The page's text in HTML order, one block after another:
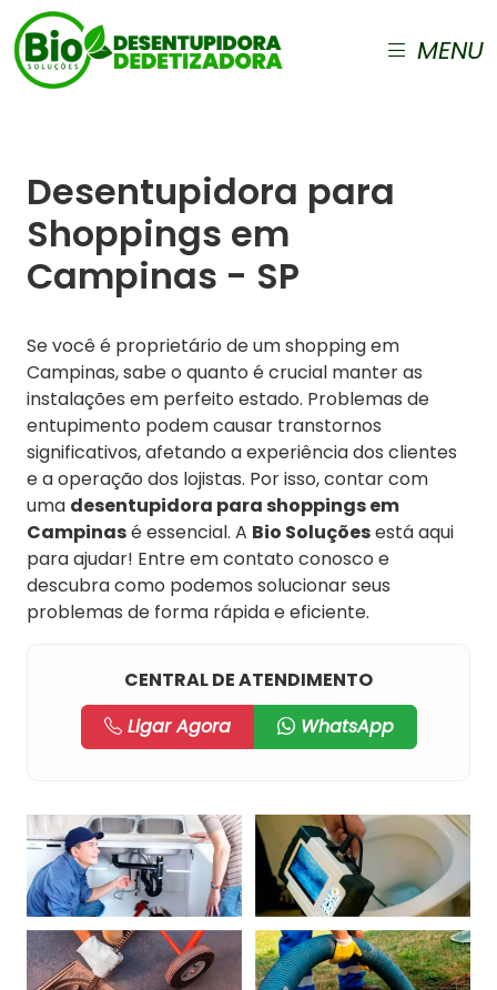
MENU
Desentupidora para
Shoppings em
Campinas - SP
Se você é proprietário de um shopping em
Campinas, sabe o quanto é crucial manter as
instalações em perfeito estado. Problemas de
entupimento podem causar transtornos
significativos, afetando a experiência dos clientes
e a operação dos lojistas. Por isso, contar com
uma desentupidora para shoppings em
Campinasé essencial. A Bio Soluçõesestá aqui
para ajudar! Entre em contato conosco e
descubra como podemos solucionar seus
problemas de forma rápida e eficiente.
CENTRAL DE ATENDIMENTO
Ligar Agora
WhatsApp